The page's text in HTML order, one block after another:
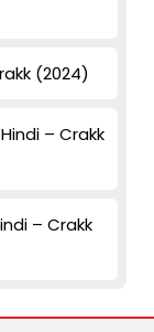
(2024)
– Crakk
– Crakk